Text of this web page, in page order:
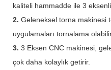
kaliteli hammadde ile 3
2. Geleneksel torna makinesi
uygulamaları tornalama
3. 3 Eksen CNC makinesi,
çok daha kolaylık getirir.